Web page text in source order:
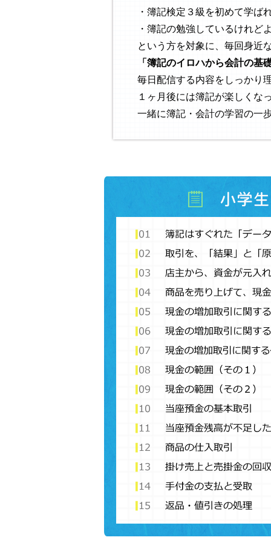
・簿記検定３級を初めて学ば
・簿記の勉強しているけれど
という方を対象に、毎回身近
「簿記のイロハから会計の基
毎日配信する内容をしっかり
１ヶ月後には簿記が楽しくな
一緒に簿記・会計の学習の一